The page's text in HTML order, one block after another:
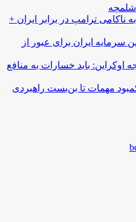
شلمچه
ناکامی ترامپ در برابر ایران +
سرمایه ایران برای عبور از
باید خسارات به منافع
مهمات تا بن‌بست راهبردی